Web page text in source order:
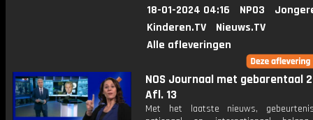
18-01-2024 04:16 NPO3
Kinderen.TV
Nieuws.TV
Alle afleveringen
NOS Journaal met gebarentaal
Afl. 13
Met het laatste nieuws,